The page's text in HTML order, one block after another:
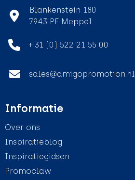
Blankenstein 180
7943 PE Meppel
+ 31 (0) 522 21 55 00
sales@amigopromotion.nl
Informatie
Over ons
Inspiratieblog
Inspiratiegidsen
Promoclaw